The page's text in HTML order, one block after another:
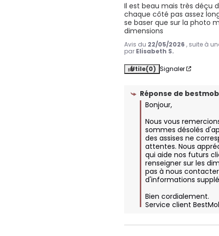
Il est beau mais très déçu
chaque côté pas assez
se baser que sur la photo
dimensions
Avis du 22/05/2026 , suite à
par Elisabeth S.
Utile(0) Signaler
Réponse de
Bonjour,
Nous vous
sommes désolés
des assises ne
attentes. Nous
qui aide nos futurs
renseigner sur les
pas à nous
d'informations
Bien cordialement.
Service client